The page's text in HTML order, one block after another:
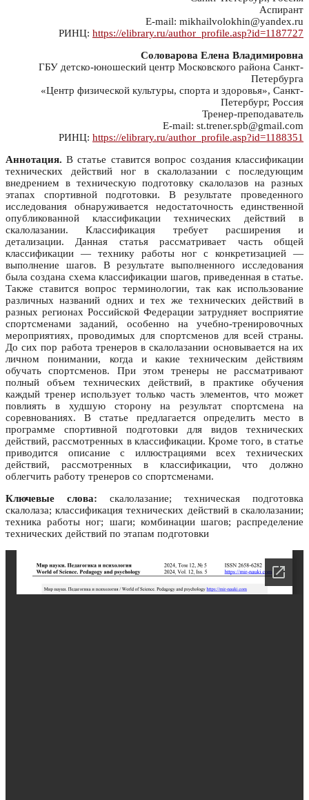
Аспирант
E-mail: mikhailvolokhin@yandex.ru
РИНЦ: https://elibrary.ru/author_profile.asp?id=1187727
Соловарова Елена Владимировна
ГБУ детско-юношеский центр Московского района Санкт-
Петербурга
«Центр физической культуры, спорта и здоровья», Санкт-
Петербург, Россия
Тренер-преподаватель
E-mail: st.trener.spb@gmail.com
РИНЦ: https://elibrary.ru/author_profile.asp?id=1188351
Аннотация. В статье ставится вопрос создания классификации
технических действий ног в скалолазании с последующим
внедрением в техническую подготовку скалолазов на разных
этапах спортивной подготовки. В результате проведенного
исследования обнаруживается недостаточность единственной
опубликованной классификации технических действий в
скалолазании. Классификация требует расширения и
детализации. Данная статья рассматривает часть общей
классификации — технику работы ног с конкретизацией —
выполнение шагов. В результате выполненного исследования
была создана схема классификации шагов, приведенная в статье.
Также ставится вопрос терминологии, так как использование
различных названий одних и тех же технических действий в
разных регионах Российской Федерации затрудняет восприятие
спортсменами заданий, особенно на учебно-тренировочных
мероприятиях, проводимых для спортсменов для всей страны.
До сих пор работа тренеров в скалолазании основывается на их
личном понимании, когда и какие техническим действиям
обучать спортсменов. При этом тренеры не рассматривают
полный объем технических действий, в практике обучения
каждый тренер использует только часть элементов, что может
повлиять в худшую сторону на результат спортсмена на
соревнованиях. В статье предлагается определить место в
программе спортивной подготовки для видов технических
действий, рассмотренных в классификации. Кроме того, в статье
приводится описание с иллюстрациями всех технических
действий, рассмотренных в классификации, что должно
облегчить работу тренеров со спортсменами.
Ключевые слова: скалолазание; техническая подготовка
скалолаза; классификация технических действий в скалолазании;
техника работы ног; шаги; комбинации шагов; распределение
технических действий по этапам подготовки